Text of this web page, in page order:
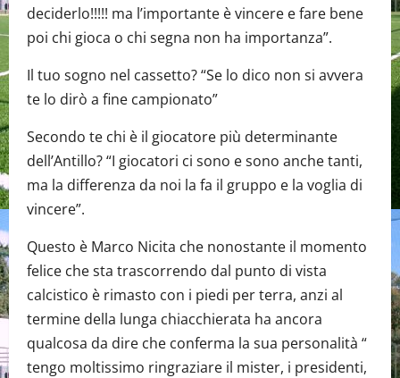
deciderlo!!!!! ma l’importante è vincere e fare bene
poi chi gioca o chi segna non ha importanza”.
Il tuo sogno nel cassetto? “Se lo dico non si avvera
te lo dirò a fine campionato”
Secondo te chi è il giocatore più determinante
dell’Antillo? “I giocatori ci sono e sono anche tanti,
ma la differenza da noi la fa il gruppo e la voglia di
vincere”.
Questo è Marco Nicita che nonostante il momento
felice che sta trascorrendo dal punto di vista
calcistico è rimasto con i piedi per terra, anzi al
termine della lunga chiacchierata ha ancora
qualcosa da dire che conferma la sua personalità “
tengo moltissimo ringraziare il mister, i presidenti,